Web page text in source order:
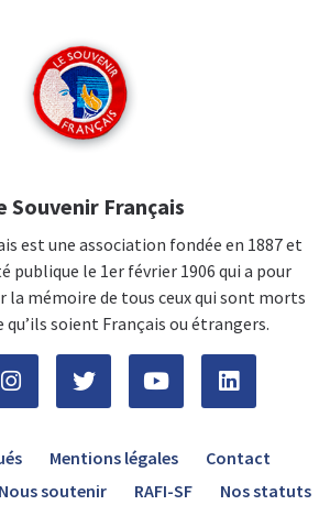
Souvenir Français
est une association fondée en 1887 et
publique le 1er février 1906 qui a pour
la mémoire de tous ceux qui sont morts
qu’ils soient Français ou étrangers.
Mentions légales
Contact
Nous soutenir RAFI-SF Nos statuts